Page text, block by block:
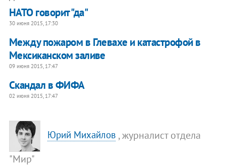
НАТО говорит "да"
30 июня 2015, 17:30
Между пожаром в Глевахе и катастрофой в
Мексиканском заливе
09 июня 2015, 17:47
Скандал в ФИФА
02 июня 2015, 17:47
Юрий Михайлов , журналист отдела
"Мир"